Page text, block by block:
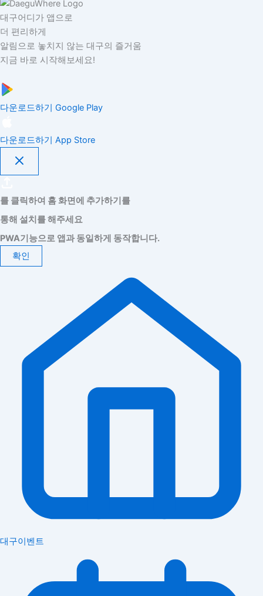
대구어디가 앱으로
더 편리하게
알림으로 놓치지 않는 대구의 즐거움
지금 바로 시작해보세요!
다운로드하기 Google Play
다운로드하기 App Store
를 클릭하여 홈 화면에 추가하기를
통해 설치를 해주세요
PWA기능으로 앱과 동일하게 동작합니다.
확인
대구이벤트